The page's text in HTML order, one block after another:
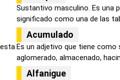
Sustantivo masculino. Es una
significado como una de las
Acumulado
Es un adjetivo que tiene
aglomerado, almacenado,
Alfanigue